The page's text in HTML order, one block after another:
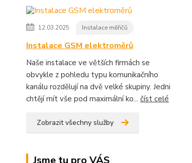
12.03.2025 Instalace měřičů
Instalace GSM elektroměrů
Naše instalace ve větších firmách se
obvykle z pohledu typu komunikačního
kanálu rozdělují na dvě velké skupiny. Jedni
chtějí mít vše pod maximální ko... číst celé
Zobrazit všechny služby